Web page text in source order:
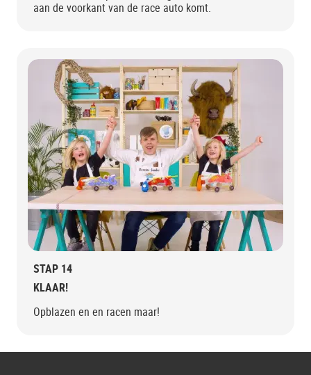
aan de voorkant van de race auto komt.
STAP 14
KLAAR!
Opblazen en en racen maar!